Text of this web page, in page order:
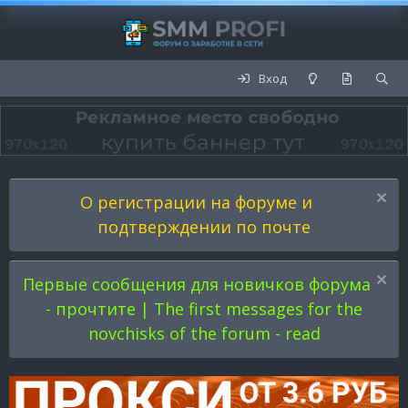
Вход
О регистрации на форуме и
подтверждении по почте
Первые сообщения для новичков форума
- прочтите | The first messages for the
novchisks of the forum - read